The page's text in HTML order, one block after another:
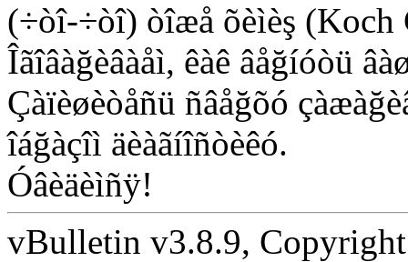
(÷òî-÷òî) òîæå õèìèş (Koch
Îãîâàğèâàåì, êàê âåğíóòü
Çàïèøèòåñü ñâåğõó
îáğàçîì äèàãíîñòèêó.
Óâèäèìñÿ!
vBulletin v3.8.9,